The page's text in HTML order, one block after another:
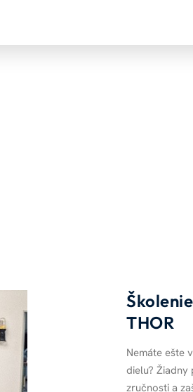
THOR
Nemáte ešte
dielu? Žiadny
zručnosti a